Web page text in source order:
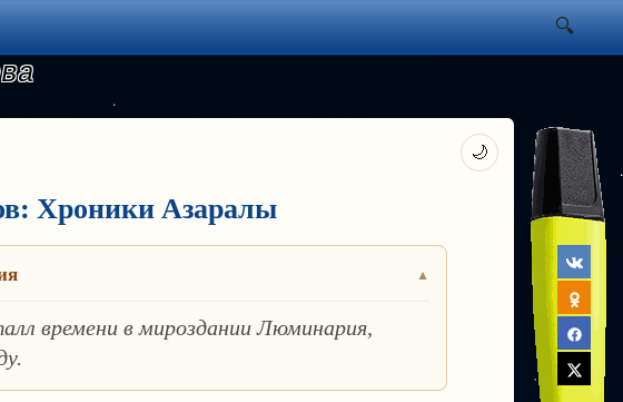
Хроники Азаралы
времени в мироздании Люминария,
🌙